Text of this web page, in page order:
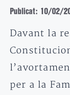
Publicat: 10/02/
Davant la
per a la